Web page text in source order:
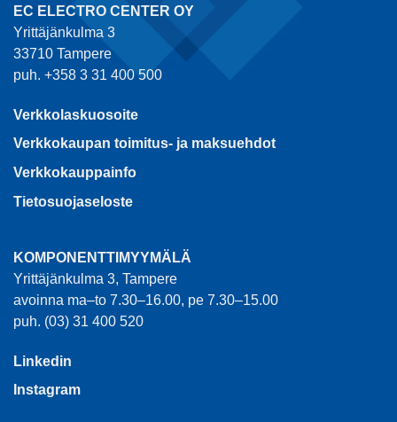
EC ELECTRO CENTER OY
Yrittäjänkulma 3
33710 Tampere
puh. +358 3 31 400 500
Verkkolaskuosoite
Verkkokaupan toimitus- ja maksuehdot
Verkkokauppainfo
Tietosuojaseloste
KOMPONENTTIMYYMÄLÄ
Yrittäjänkulma 3, Tampere
avoinna ma–to 7.30–16.00, pe 7.30–15.00
puh. (03) 31 400 520
Linkedin
Instagram